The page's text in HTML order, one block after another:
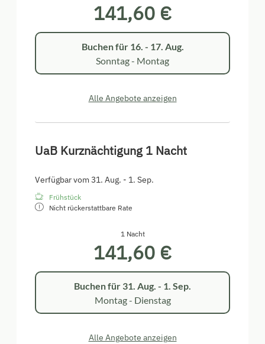
141,60 €
Buchen für 16. - 17. Aug.
Sonntag - Montag
Alle Angebote anzeigen
UaB Kurznächtigung 1 Nacht
Verfügbar vom 31. Aug. - 1. Sep.
Frühstück
Nicht rückerstattbare Rate
1 Nacht
141,60 €
Buchen für 31. Aug. - 1. Sep.
Montag - Dienstag
Alle Angebote anzeigen